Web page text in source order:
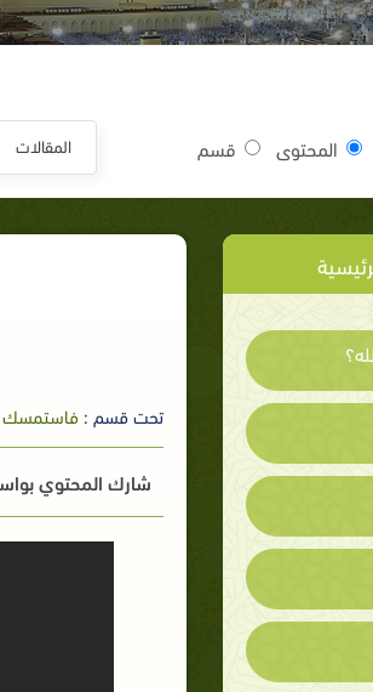
المحتوى قسم المقالات
تحت قسم : فاستمسك
شارك المحتوي